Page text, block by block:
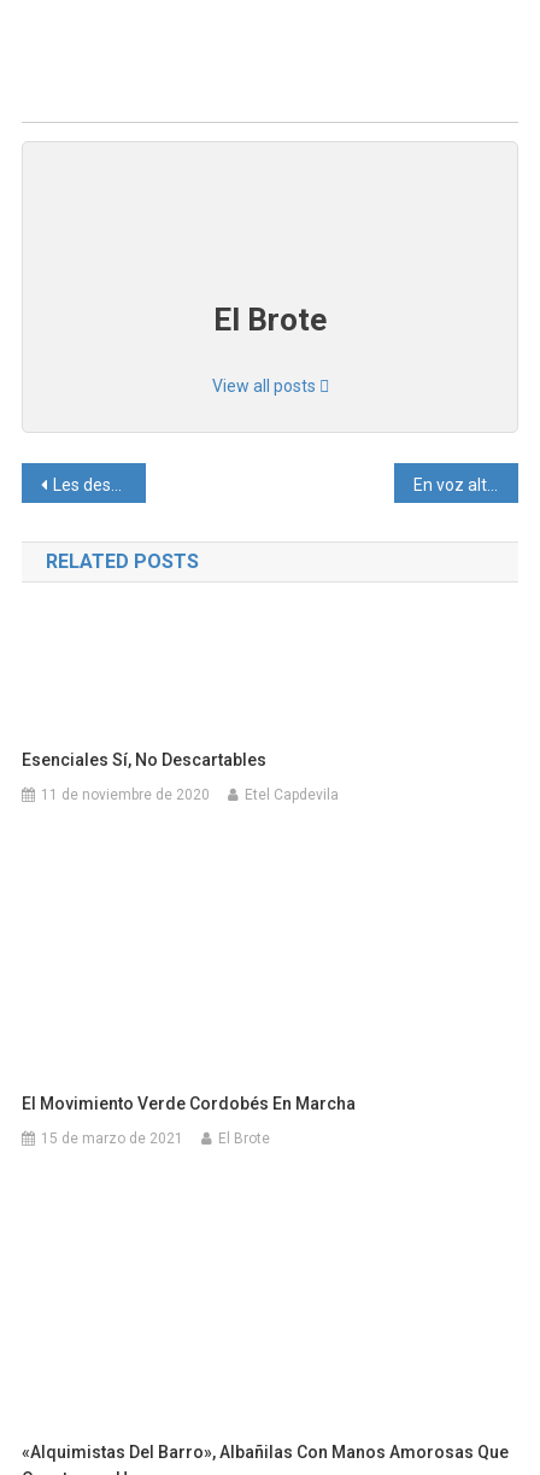
El Brote
View all posts
Navegación
de
entradas
Les deseamos felices fiestas
RELATED POSTS
Esenciales Sí, No Descartables
11 de noviembre de 2020 Etel Capdevila
El Movimiento Verde Cordobés En Marcha
15 de marzo de 2021 El Brote
«Alquimistas Del Barro», Albañilas Con Manos Amorosas Que